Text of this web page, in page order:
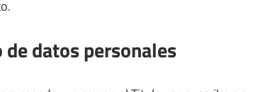
datos personales